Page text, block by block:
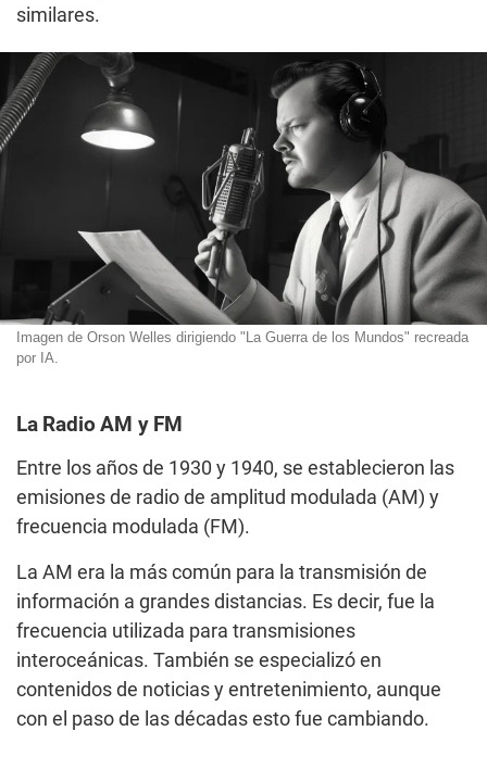
similares.
Imagen de Orson Welles dirigiendo "La Guerra de los Mundos" recreada
por IA.
La Radio AM y FM
Entre los años de 1930 y 1940, se establecieron las
emisiones de radio de amplitud modulada (AM) y
frecuencia modulada (FM).
La AM era la más común para la transmisión de
información a grandes distancias. Es decir, fue la
frecuencia utilizada para transmisiones
interoceánicas. También se especializó en
contenidos de noticias y entretenimiento, aunque
con el paso de las décadas esto fue cambiando.